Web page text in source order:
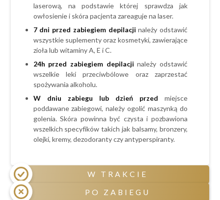
metalowe implanty lub stymulatory serca,
choroby nowotworowe,
zaburzenia krzepnięcia krwi,
tendencje do powstawanie przebrwień i
bliznowców.
laserową, na podstawie której sprawdza jak
owłosienie i skóra pacjenta zareaguje na laser.
7 dni przed zabiegiem depilacji należy odstawić
wszystkie suplementy oraz kosmetyki, zawierające
zioła lub witaminy A, E i C.
24h przed zabiegiem depilacji należy odstawić
wszelkie leki przeciwbólowe oraz zaprzestać
spożywania alkoholu.
W dniu zabiegu lub dzień przed miejsce
poddawane zabiegowi, należy ogolić maszynką do
golenia. Skóra powinna być czysta i pozbawiona
wszelkich specyfików takich jak balsamy, bronzery,
olejki, kremy, dezodoranty czy antyperspiranty.
W TRAKCIE
PO ZABIEGU